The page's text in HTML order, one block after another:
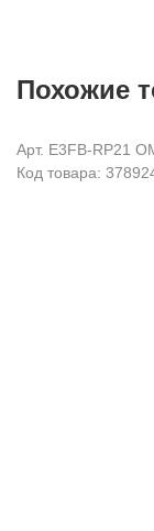
Похожие
Арт. E3FB-RP21
Код товара: